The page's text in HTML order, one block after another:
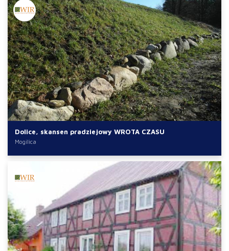
Dolice, skansen pradziejowy WROTA CZASU
Mogilica